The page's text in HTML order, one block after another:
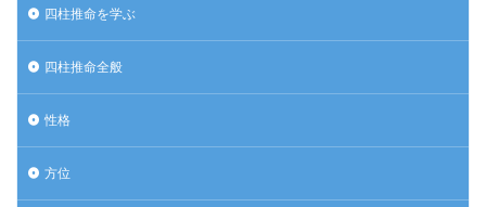
四柱推命を学ぶ
四柱推命全般
性格
方位